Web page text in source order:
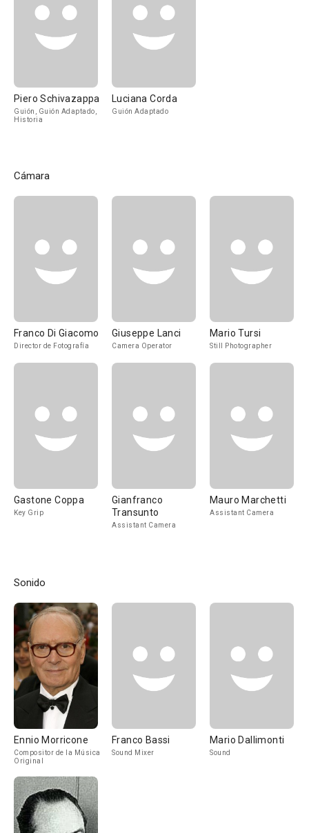
Piero Schivazappa
Guión, Guión Adaptado,
Historia
Luciana Corda
Guión Adaptado
Cámara
Franco Di Giacomo
Director de Fotografía
Giuseppe Lanci
Camera Operator
Mario Tursi
Still Photographer
Gastone Coppa
Key Grip
Gianfranco
Transunto
Assistant Camera
Mauro Marchetti
Assistant Camera
Sonido
Ennio Morricone
Compositor de la Música
Original
Franco Bassi
Sound Mixer
Mario Dallimonti
Sound